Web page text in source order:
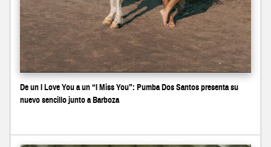
De un I Love You a un “I Miss You”: Pumba Dos Santos presenta su
nuevo sencillo junto a Barboza